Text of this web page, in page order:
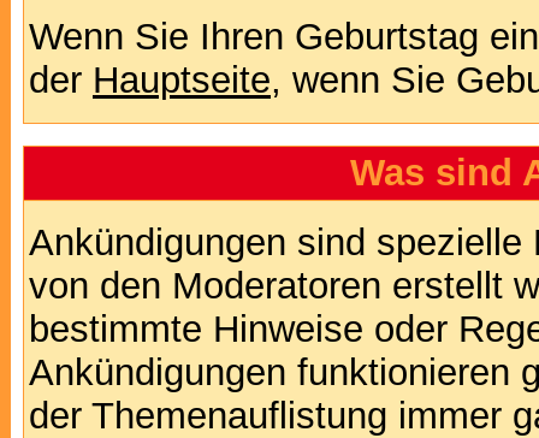
Wenn Sie Ihren Geburtstag
der Hauptseite, wenn Sie
Was sind
Ankündigungen sind
von den Moderatoren erstellt
bestimmte Hinweise oder
Ankündigungen funktionieren
der Themenauflistung immer